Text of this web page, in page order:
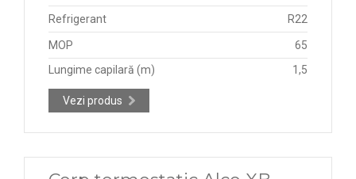
Refrigerant R22
MOP
65
Lungime capilară (m)
1,5
Vezi produs